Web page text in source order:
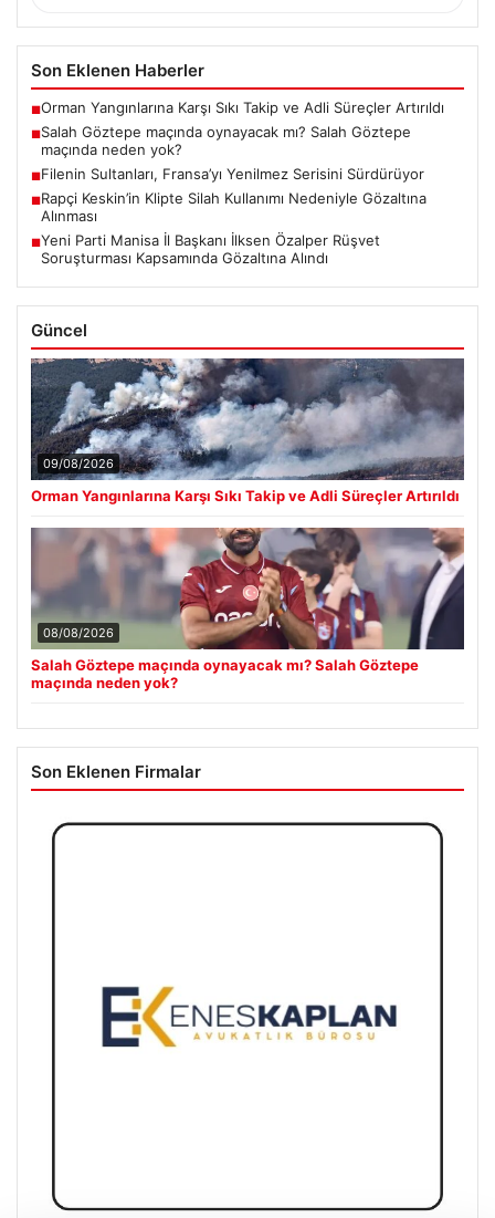
Son Eklenen Haberler
■Orman Yangınlarına Karşı Sıkı Takip ve Adli Süreçler Artırıldı
■Salah Göztepe maçında oynayacak mı? Salah Göztepe
maçında neden yok?
■Filenin Sultanları, Fransa’yı Yenilmez Serisini Sürdürüyor
■Rapçi Keskin’in Klipte Silah Kullanımı Nedeniyle Gözaltına
Alınması
■Yeni Parti Manisa İl Başkanı İlksen Özalper Rüşvet
Soruşturması Kapsamında Gözaltına Alındı
Güncel
09/08/2026
Orman Yangınlarına Karşı Sıkı Takip ve Adli Süreçler Artırıldı
08/08/2026
Salah Göztepe maçında oynayacak mı? Salah Göztepe
maçında neden yok?
Son Eklenen Firmalar